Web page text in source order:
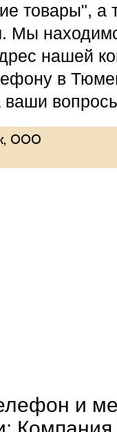
товары", а
Мы
нашей
в
ваши
и